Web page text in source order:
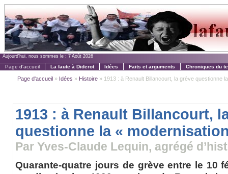
Aujourd'hui, nous sommes le : 7 Août 2026
Page d'accueil La faute à Diderot Idées Faits et arguments Chroniques du
Page d'accueil » Idées » Histoire » 1913 : à Renault Billancourt, la grève questionne
1913 : à Renault Billancourt,
questionne la «
Par Yves-Claude Lequin, agrégé
Quarante-quatre jours de grève entre le 10